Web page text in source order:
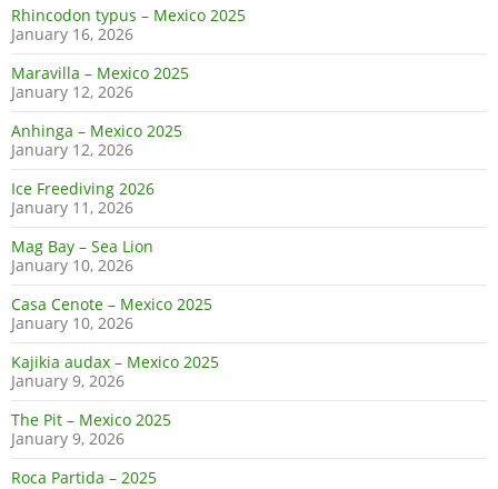
Rhincodon typus – Mexico 2025
January 16, 2026
Maravilla – Mexico 2025
January 12, 2026
Anhinga – Mexico 2025
January 12, 2026
Ice Freediving 2026
January 11, 2026
Mag Bay – Sea Lion
January 10, 2026
Casa Cenote – Mexico 2025
January 10, 2026
Kajikia audax – Mexico 2025
January 9, 2026
The Pit – Mexico 2025
January 9, 2026
Roca Partida – 2025